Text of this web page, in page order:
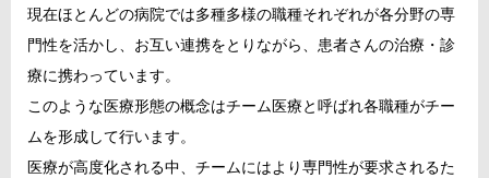
現在ほとんどの病院では多種多様の職種それぞれが各分野の専
門性を活かし、お互い連携をとりながら、患者さんの治療・診
療に携わっています。
このような医療形態の概念はチーム医療と呼ばれ各職種がチー
ムを形成して行います。
医療が高度化される中、チームにはより専門性が要求されるた